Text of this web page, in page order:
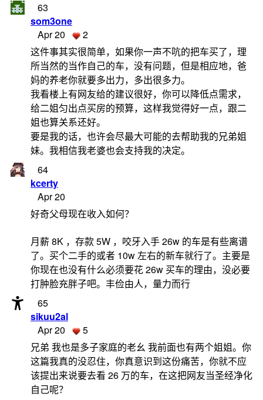
63
som3one
Apr 20
2
这件事其实很简单，如果你一声不吭的把车买了，理
所当然的当作自己的车，没有问题，但是相应地，爸
妈的养老你就要多出力，多出很多力。
我看楼上有网友给的建议很好，你可以降低点需求，
给二姐匀出点买房的预算，这样我觉得好一点，跟二
姐也算关系还好。
要是我的话，也许会尽最大可能的去帮助我的兄弟姐
妹。我相信我老婆也会支持我的决定。
64
kcerty
Apr 20
好奇父母现在收入如何？
月薪 8K ，存款 5W ，咬牙入手 26w 的车是有些离谱
了。买个二手的或者 10w 左右的新车就行了。主要是
你现在也没有什么必须要花 26w 买车的理由，没必要
打肿脸充胖子吧。丰俭由人，量力而行
65
sikuu2al
Apr 20
5
兄弟 我也是多子家庭的老幺 我前面也有两个姐姐。你
这篇我真的没忍住，你真意识到这份痛苦，你就不应
该提出来说要去看 26 万的车，在这把网友当圣经净化
自己呢？